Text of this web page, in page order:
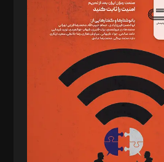
رجبی
ایپکچی
برهمند، یسنا امان‌پور، سروش کرمیان،
رجبی، زهرا فکرانه، فائزه فتحی